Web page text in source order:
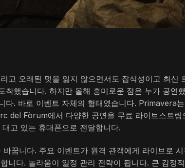
오래된 멋을 잃지 않으면서도 잡식성이고 최신
했습니다. 하지만 올해 흥미로운 점은 누가 공연
다. 바로 이벤트 자체의 형태였습니다. Primavera
del Fòrum에서 다양한 공연을 무료 라이브스트림
고 있는 휴대폰으로 전달합니다.
꿉니다. 주요 이벤트가 원격 관객에게 라이브로 시
니다. 놀라움이 일정 관리 전략이 됩니다. 큰 감정